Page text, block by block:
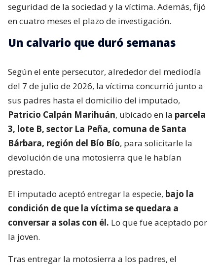
seguridad de la sociedad y la víctima. Además, fijó
en cuatro meses el plazo de investigación.
Un calvario que duró semanas
Según el ente persecutor, alrededor del mediodía
del 7 de julio de 2026, la víctima concurrió junto a
sus padres hasta el domicilio del imputado,
Patricio Calpán Marihuán, ubicado en la parcela
3, lote B, sector La Peña, comuna de Santa
Bárbara, región del Bío Bío, para solicitarle la
devolución de una motosierra que le habían
prestado.
El imputado aceptó entregar la especie, bajo la
condición de que la víctima se quedara a
conversar a solas con él. Lo que fue aceptado por
la joven.
Tras entregar la motosierra a los padres, el